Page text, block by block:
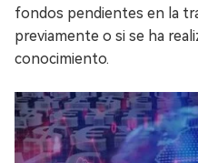
fondos pendientes en la
previamente o si se ha
conocimiento.